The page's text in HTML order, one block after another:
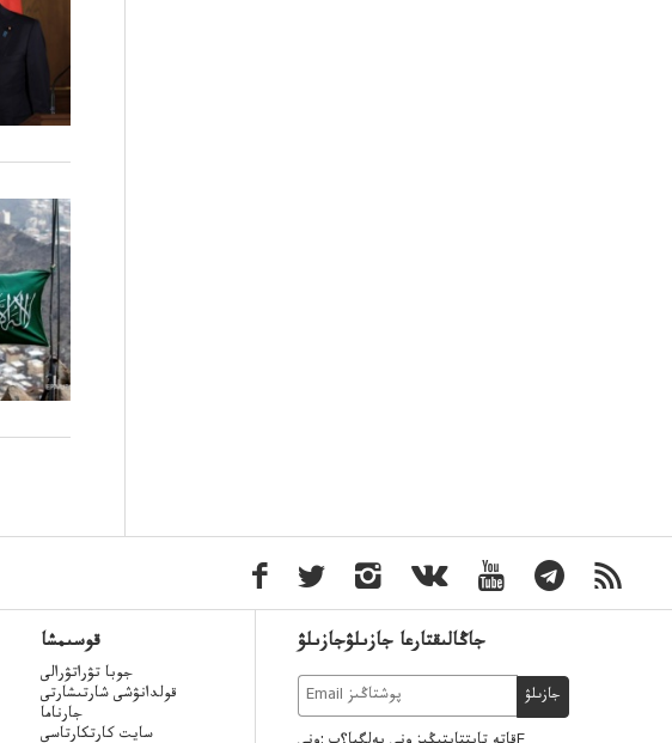
قوسىمشا
جوبا تۋراتۋرالى
قولدانۋشى شارتىشارتى
جارناما
سايت كارتكارتاسى
جاڭالىقتارعا جازىلۋجازىلۋ
جازىلۋ